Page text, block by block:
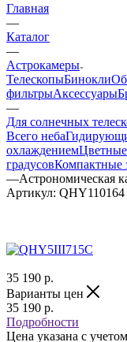
Главная
—
Каталог
—
Астрокамеры
ТелескопыБинокли
фильтрыАксессуары
—
Для солнечных
Всего неба
охлаждениемЦветные
градусовКомпактные
—Астрономическая
Артикул: QHY110164
35 190 р.
Варианты цен
35 190 р.
Подробности
Цена указана с